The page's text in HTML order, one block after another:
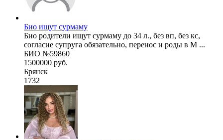
Био ищут сурмаму
Био родители ищут сурмаму до 34 л., без вп, без кс,
согласие супруга обязательно, перенос и роды в М ...
БИО №59860
1500000 руб.
Брянск
1732